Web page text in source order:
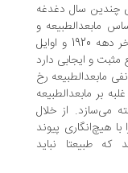
سال دغدغه
و
یافتن بنیان تاریخی آن است. در این زمان (اواخر دهه 1920 و اوایل
و ایجابی دارد
رخ
از خلال
پیوند
نباید